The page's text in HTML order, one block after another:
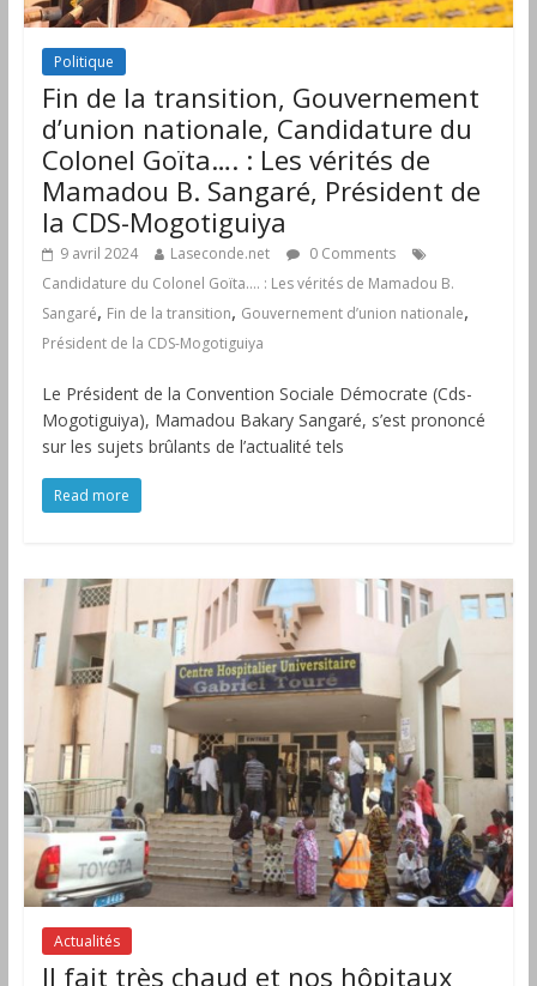
Politique
Fin de la transition, Gouvernement
d’union nationale, Candidature du
Colonel Goïta…. : Les vérités de
Mamadou B. Sangaré, Président de
la CDS-Mogotiguiya
9 avril 2024 Laseconde.net
0 Comments
Candidature du Colonel Goïta…. : Les vérités de Mamadou B.
Sangaré, Fin de la transition, Gouvernement d’union nationale,
Président de la CDS-Mogotiguiya
Le Président de la Convention Sociale Démocrate (Cds-
Mogotiguiya), Mamadou Bakary Sangaré, s’est prononcé
sur les sujets brûlants de l’actualité tels
Read more
Actualités
Il fait très chaud et nos hôpitaux